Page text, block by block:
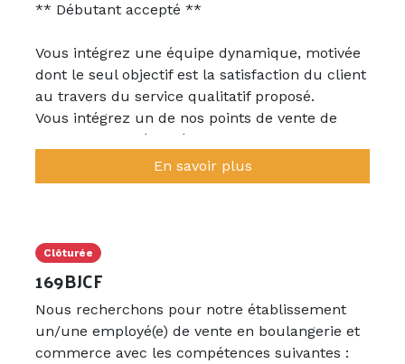
** Débutant accepté **
Vous intégrez une équipe dynamique, motivée
dont le seul objectif est la satisfaction du client
au travers du service qualitatif proposé.
Vous intégrez un de nos points de vente de
restauration présentés dans la fiche descriptive
de l'établissement.
Vos missions comprennent les taches suivantes
et la remise en état des locaux. Simple et
tutorés...
En savoir plus
Clôturée
169BJCF
Nous recherchons pour notre établissement
un/une employé(e) de vente en boulangerie et
commerce avec les compétences suivantes :